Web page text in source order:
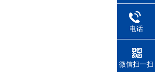
电话
微信扫一扫